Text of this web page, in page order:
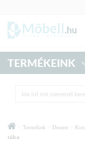
TERMÉKEINK
Termékek Deante
tálca